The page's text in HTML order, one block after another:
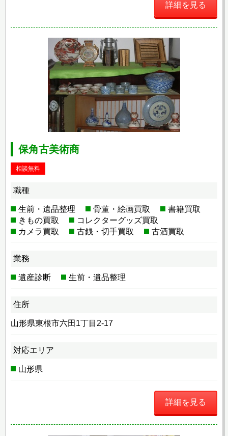
詳細を見る
保角古美術商
相談無料
職種
生前・遺品整理 骨董・絵画買取
書籍買取
きもの買取
コレクターグッズ買取
カメラ買取
古銭・切手買取 古酒買取
業務
遺産診断 生前・遺品整理
住所
山形県東根市六田1丁目2-17
対応エリア
山形県
詳細を見る